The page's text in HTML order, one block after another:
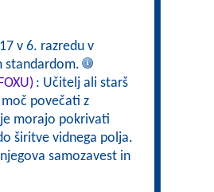
v 6. razredu v
standardom.
: Učitelj ali starš
povečati z
morajo pokrivati
širitve vidnega polja.
samozavest in